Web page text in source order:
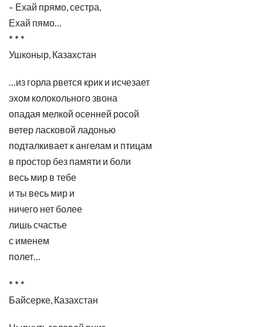
– Ехай прямо, сестра,
Ехай пямо…
* * *
Ушконыр, Казахстан
…из горла рвется крик и исчезает
эхом колокольного звона
опадая мелкой осенней росой
ветер ласковой ладонью
подталкивает к ангелам и птицам
в простор без памяти и боли
весь мир в тебе
и ты весь мир и
ничего нет более
лишь счастье
с именем
полет…
* * *
Байсерке, Казахстан